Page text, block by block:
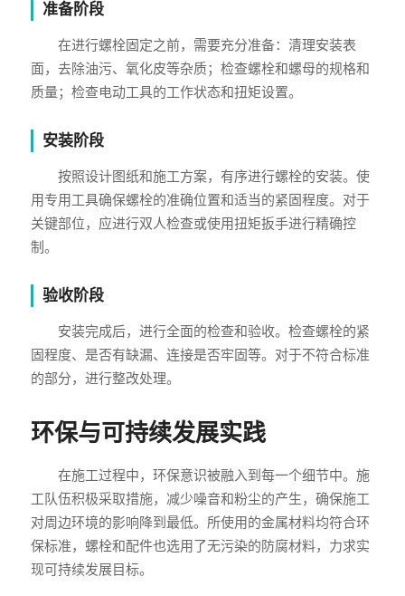
准备阶段
在进行螺栓固定之前，需要充分准备：清理安装表
面，去除油污、氧化皮等杂质；检查螺栓和螺母的规格和
质量；检查电动工具的工作状态和扭矩设置。
安装阶段
按照设计图纸和施工方案，有序进行螺栓的安装。使
用专用工具确保螺栓的准确位置和适当的紧固程度。对于
关键部位，应进行双人检查或使用扭矩扳手进行精确控
制。
验收阶段
安装完成后，进行全面的检查和验收。检查螺栓的紧
固程度、是否有缺漏、连接是否牢固等。对于不符合标准
的部分，进行整改处理。
环保与可持续发展实践
在施工过程中，环保意识被融入到每一个细节中。施
工队伍积极采取措施，减少噪音和粉尘的产生，确保施工
对周边环境的影响降到最低。所使用的金属材料均符合环
保标准，螺栓和配件也选用了无污染的防腐材料，力求实
现可持续发展目标。